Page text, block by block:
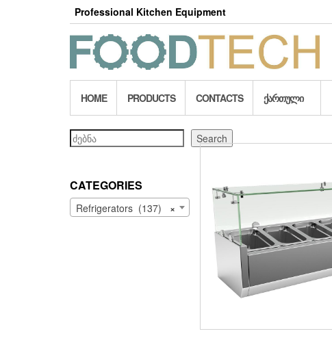
Professional Kitchen Equipment
HOME PRODUCTS CONTACTS ᲥᲐᲠᲗᲣᲚᲘ
Search Search
CATEGORIES
×
Refrigerators (137)